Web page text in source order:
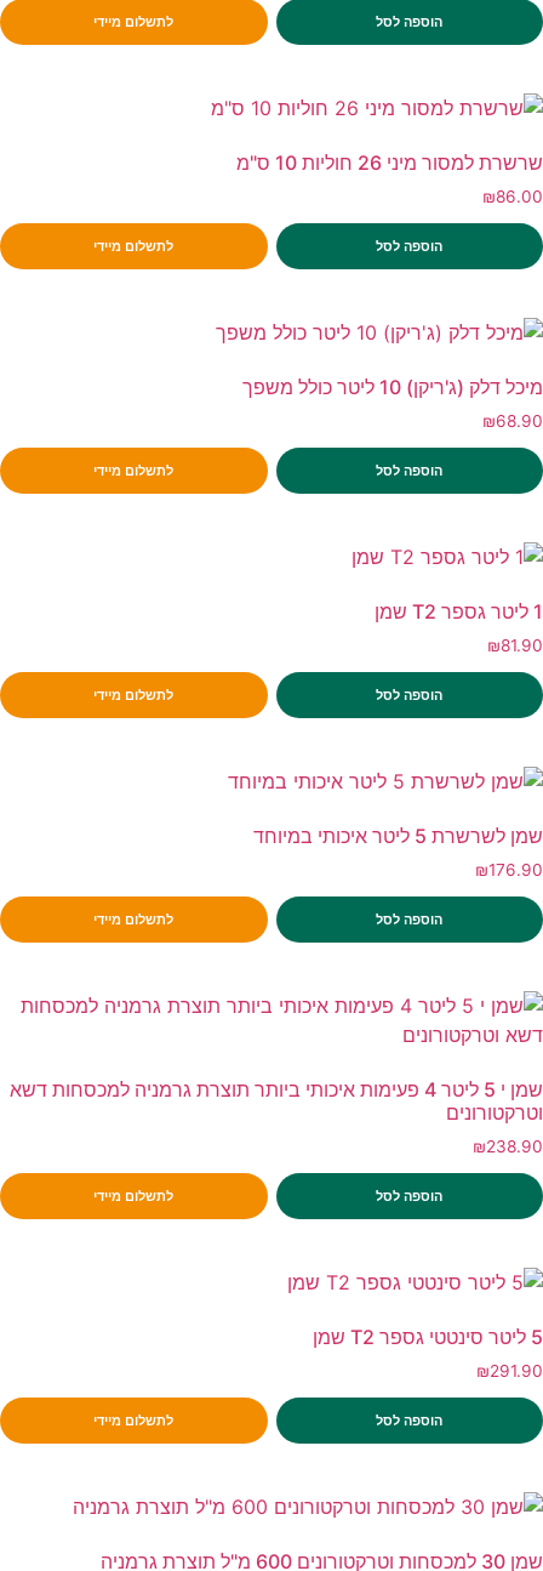
הוספה לסל לתשלום מיידי
שרשרת למסור מיני 26 חוליות 10 ס"מ
₪86.00
הוספה לסל לתשלום מיידי
מיכל דלק (ג'ריקן) 10 ליטר כולל משפך
₪68.90
הוספה לסל לתשלום מיידי
1 ליטר גספר T2 שמן
₪81.90
הוספה לסל לתשלום מיידי
שמן לשרשרת 5 ליטר איכותי במיוחד
₪176.90
הוספה לסל לתשלום מיידי
שמן י 5 ליטר 4 פעימות איכותי ביותר תוצרת גרמניה למכסחות דשא
וטרקטורונים
₪238.90
הוספה לסל לתשלום מיידי
5 ליטר סינטטי גספר T2 שמן
₪291.90
הוספה לסל לתשלום מיידי
שמן 30 למכסחות וטרקטורונים 600 מ"ל תוצרת גרמניה